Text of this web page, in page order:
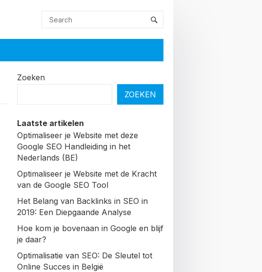
Zoeken
ZOEKEN
Laatste artikelen
Optimaliseer je Website met deze
Google SEO Handleiding in het
Nederlands (BE)
Optimaliseer je Website met de Kracht
van de Google SEO Tool
Het Belang van Backlinks in SEO in
2019: Een Diepgaande Analyse
Hoe kom je bovenaan in Google en blijf
je daar?
Optimalisatie van SEO: De Sleutel tot
Online Succes in België